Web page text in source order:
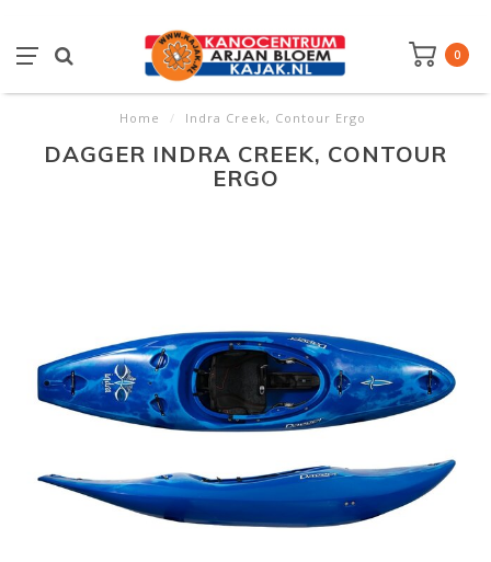
0
Home / Indra Creek, Contour Ergo
DAGGER INDRA CREEK, CONTOUR
ERGO